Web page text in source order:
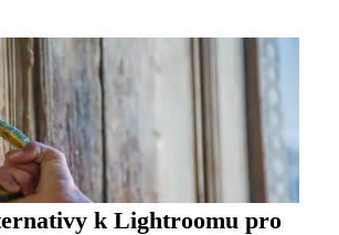
k Lightroomu pro